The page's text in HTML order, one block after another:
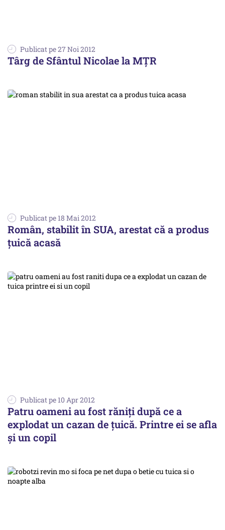
Publicat pe 27 Noi 2012
Târg de Sfântul Nicolae la MȚR
Publicat pe 18 Mai 2012
Român, stabilit în SUA, arestat că a produs
țuică acasă
Publicat pe 10 Apr 2012
Patru oameni au fost răniţi după ce a
explodat un cazan de ţuică. Printre ei se afla
şi un copil